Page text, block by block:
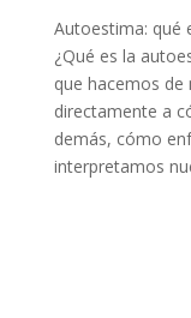
Autoestima: qué
¿Qué es la
que hacemos
directamente a
demás, cómo
interpretamos